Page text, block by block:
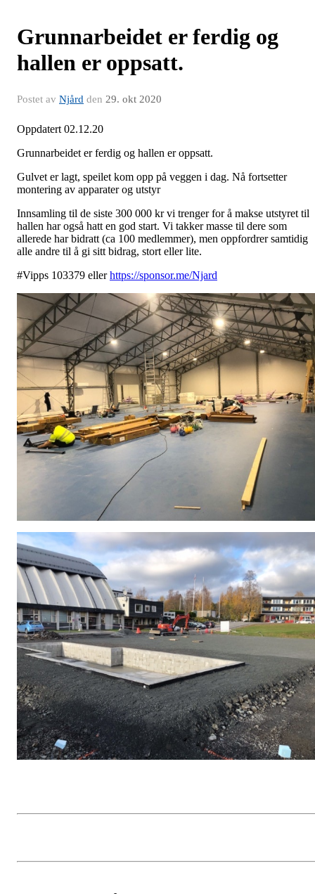
Grunnarbeidet er ferdig og
hallen er oppsatt.
Postet av Njård den 29. okt 2020
Oppdatert 02.12.20
Grunnarbeidet er ferdig og hallen er oppsatt.
Gulvet er lagt, speilet kom opp på veggen i dag. Nå fortsetter
montering av apparater og utstyr
Innsamling til de siste 300 000 kr vi trenger for å makse utstyret til
hallen har også hatt en god start. Vi takker masse til dere som
allerede har bidratt (ca 100 medlemmer), men oppfordrer samtidig
alle andre til å gi sitt bidrag, stort eller lite.
#Vipps 103379 ellerhttps://sponsor.me/Njard